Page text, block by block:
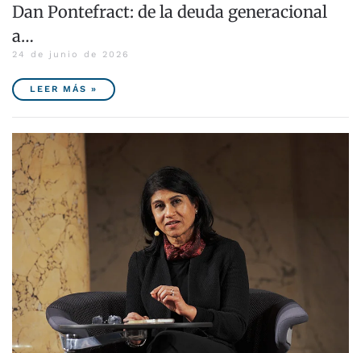
Dan Pontefract: de la deuda generacional
a…
24 de junio de 2026
LEER MÁS »